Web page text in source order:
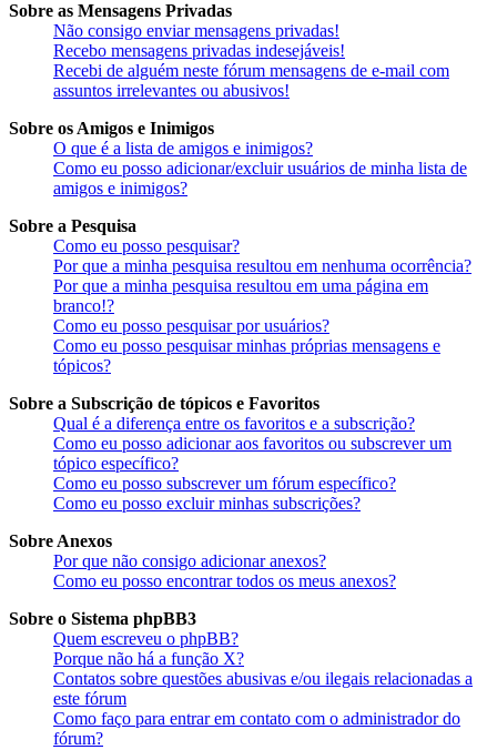
Sobre as Mensagens Privadas
Não consigo enviar mensagens privadas!
Recebo mensagens privadas indesejáveis!
Recebi de alguém neste fórum mensagens de e-mail com
assuntos irrelevantes ou abusivos!
Sobre os Amigos e Inimigos
O que é a lista de amigos e inimigos?
Como eu posso adicionar/excluir usuários de minha lista de
amigos e inimigos?
Sobre a Pesquisa
Como eu posso pesquisar?
Por que a minha pesquisa resultou em nenhuma ocorrência?
Por que a minha pesquisa resultou em uma página em
branco!?
Como eu posso pesquisar por usuários?
Como eu posso pesquisar minhas próprias mensagens e
tópicos?
Sobre a Subscrição de tópicos e Favoritos
Qual é a diferença entre os favoritos e a subscrição?
Como eu posso adicionar aos favoritos ou subscrever um
tópico específico?
Como eu posso subscrever um fórum específico?
Como eu posso excluir minhas subscrições?
Sobre Anexos
Por que não consigo adicionar anexos?
Como eu posso encontrar todos os meus anexos?
Sobre o Sistema phpBB3
Quem escreveu o phpBB?
Porque não há a função X?
Contatos sobre questões abusivas e/ou ilegais relacionadas a
este fórum
Como faço para entrar em contato com o administrador do
fórum?